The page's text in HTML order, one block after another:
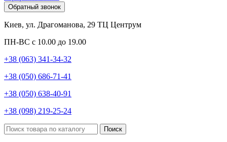
Обратный звонок
Киев, ул. Драгоманова, 29 ТЦ Центрум
ПН-ВС с 10.00 до 19.00
+38 (063) 341-34-32
+38 (050) 686-71-41
+38 (050) 638-40-91
+38 (098) 219-25-24
Поиск